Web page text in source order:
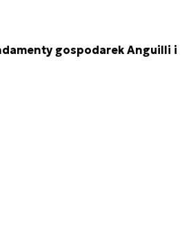
gospodarek Anguilli i